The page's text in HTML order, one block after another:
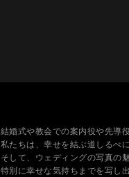
結婚式や教会での案内役や先導
私たちは、幸せを結ぶ道しるべ
そして、ウェディングの写真の
特別に幸せな気持ちまでを写し